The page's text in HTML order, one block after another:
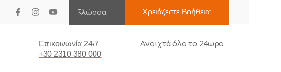
Γλώσσα Χρειάζεστε Βοήθεια;
Επικοινωνία 24/7
+30 2310 380 000
Ανοιχτά όλο το 24ωρο